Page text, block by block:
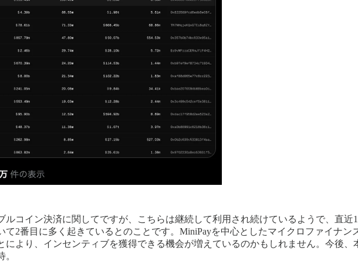
ルコイン決済に関してですが、こちらは継続して利用され続けているようで、直
て2番目に多く起きているとのことです。MiniPayを中心としたマイクロファイナ
により、インセンティブを獲得できる機会が増えているのかもしれません。今後